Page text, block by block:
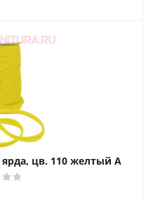
цв. 110 желтый А